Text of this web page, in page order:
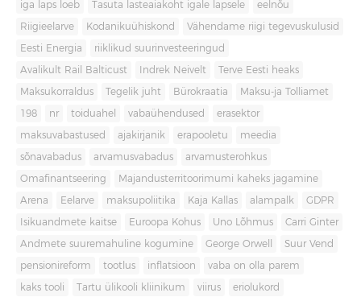
iga laps loeb Tasuta lasteaiakoht igale lapsele eelnõu
Riigieelarve Kodanikuühiskond Vähendame riigi tegevuskulusid
Eesti Energia riiklikud suurinvesteeringud
Avalikult Rail Balticust Indrek Neivelt Terve Eesti heaks
Maksukorraldus Tegelik juht Bürokraatia Maksu-ja Tolliamet
198 nr toiduahel vabaühendused erasektor
maksuvabastused ajakirjanik erapooletu meedia
sõnavabadus arvamusvabadus arvamusterohkus
Omafinantseering Majandusterritoorimumi kaheks jagamine
Arena Eelarve maksupoliitika Kaja Kallas alampalk GDPR
Isikuandmete kaitse Euroopa Kohus Uno Lõhmus Carri Ginter
Andmete suuremahuline kogumine George Orwell Suur Vend
pensionireform tootlus inflatsioon vaba on olla parem
kaks tooli Tartu ülikooli kliinikum viirus eriolukord